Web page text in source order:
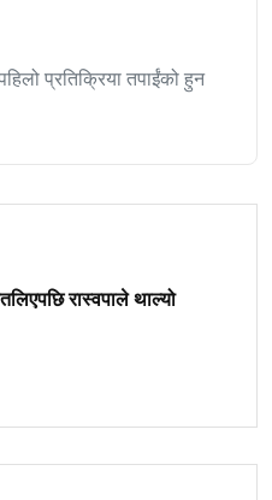
प्रतिक्रिया तपाईंको हुन
रास्वपाले थाल्यो